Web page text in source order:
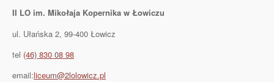
II LO im. Mikołaja Kopernika w Łowiczu
ul. Ułańska 2, 99-400 Łowicz
tel (46) 830 08 98
email:liceum@2lolowicz.pl